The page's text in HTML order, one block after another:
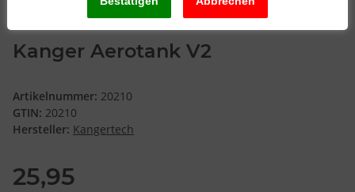
Kanger Aerotank V2
Artikelnummer: 20210
GTIN: 20210
Hersteller: Kangertech
25,95